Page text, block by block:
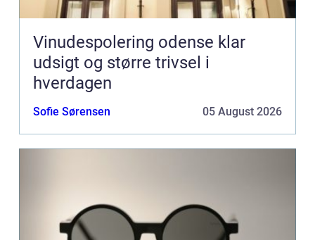
Vinudespolering odense klar
udsigt og større trivsel i
hverdagen
Sofie Sørensen 05 August 2026